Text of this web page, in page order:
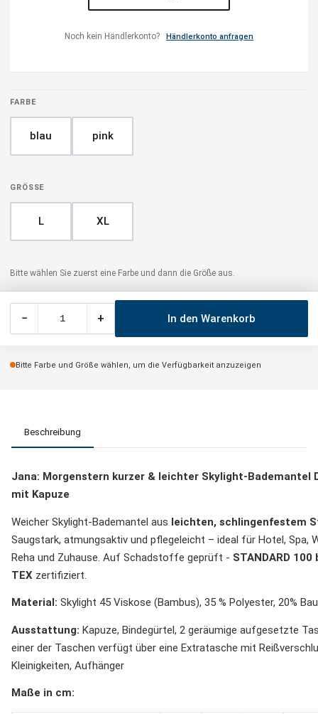
Noch kein Händlerkonto? Händlerkonto anfragen
FARBE
blau pink
GRÖSSE
L XL
Bitte wählen Sie zuerst eine Farbe und dann die Größe aus.
− + In den Warenkorb
Bitte Farbe und Größe wählen, um die Verfügbarkeit anzuzeigen
Beschreibung
Jana: Morgenstern kurzer & leichter Skylight-Bademantel
mit Kapuze
Weicher Skylight-Bademantel aus leichten, schlingenfestem
Saugstark, atmungsaktiv und pflegeleicht – ideal für Hotel, Spa,
Reha und Zuhause. Auf Schadstoffe geprüft - STANDARD 100
TEX zertifiziert.
Material: Skylight 45 Viskose (Bambus), 35 % Polyester, 20%
Ausstattung: Kapuze, Bindegürtel, 2 geräumige aufgesetzte
einer der Taschen verfügt über eine Extratasche mit
Kleinigkeiten, Aufhänger
Maße in cm: